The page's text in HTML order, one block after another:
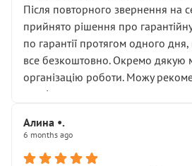
Після повторного звернення на
прийнято рішення про
по гарантії протягом одного
все безкоштовно. Окремо дякую
організацію роботи. Можу
сервіс.
Алина •.
6 months ago